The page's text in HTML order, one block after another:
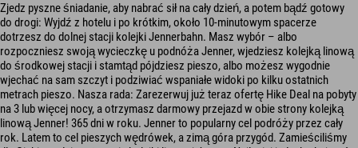
Zjedz pyszne śniadanie, aby nabrać sił na cały dzień, a potem bądź gotowy
do drogi: Wyjdź z hotelu i po krótkim, około 10-minutowym spacerze
dotrzesz do dolnej stacji kolejki Jennerbahn. Masz wybór – albo
rozpoczniesz swoją wycieczkę u podnóża Jenner, wjedziesz kolejką linową
do środkowej stacji i stamtąd pójdziesz pieszo, albo możesz wygodnie
wjechać na sam szczyt i podziwiać wspaniałe widoki po kilku ostatnich
metrach pieszo. Nasza rada: Zarezerwuj już teraz ofertę Hike Deal na pobyty
na 3 lub więcej nocy, a otrzymasz darmowy przejazd w obie strony kolejką
linową Jenner! 365 dni w roku. Jenner to popularny cel podróży przez cały
rok. Latem to cel pieszych wędrówek, a zimą góra przygód. Zamieściliśmy